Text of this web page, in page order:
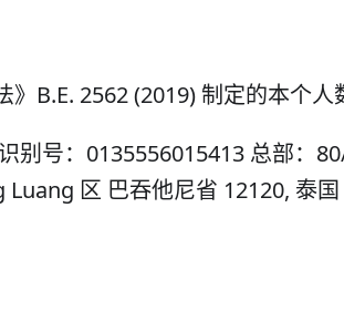
B.E. 2562 (2019) 制定的本个人
别号：0135556015413 总部：
区 巴吞他尼省 12120, 泰国